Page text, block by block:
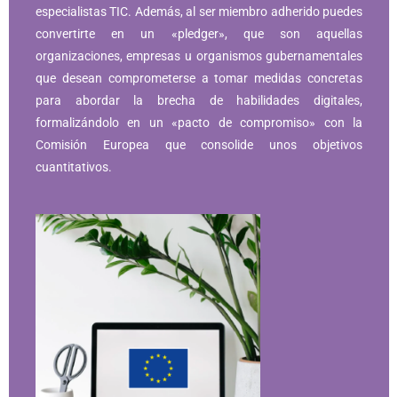
especialistas TIC. Además, al ser miembro adherido puedes
convertirte en un «pledger», que son aquellas
organizaciones, empresas u organismos gubernamentales
que desean comprometerse a tomar medidas concretas
para abordar la brecha de habilidades digitales,
formalizándolo en un «pacto de compromiso» con la
Comisión Europea que consolide unos objetivos
cuantitativos.